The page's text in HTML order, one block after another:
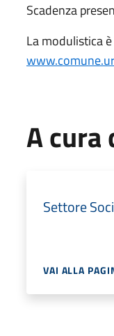
Scadenza
La modulistica
A cura
Settore
VAI ALLA